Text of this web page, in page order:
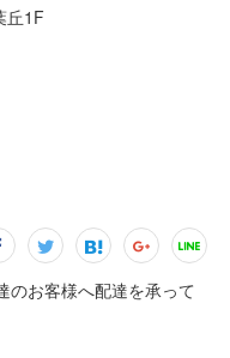
丘1F
のお客様へ配達を承って